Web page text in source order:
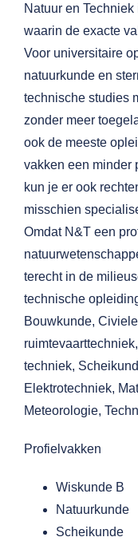
Natuur en
waarin de exacte
Voor universitaire
natuurkunde en
technische studies
zonder meer
ook de meeste
vakken een minder
kun je er ook
misschien
Omdat N&T een
terecht in de
technische
Bouwkunde,
techniek,
Elektrotechniek,
Meteorologie,
Profielvakken
Wiskunde B
Natuurkunde
Scheikunde